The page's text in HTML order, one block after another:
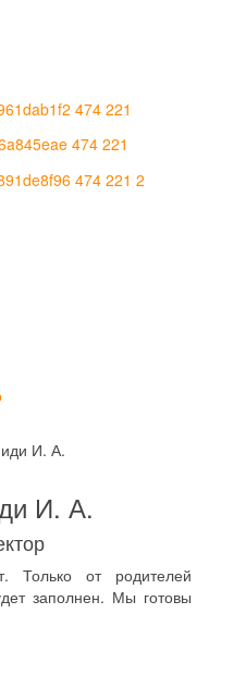
И. А.
Только от родителей
заполнен. Мы готовы